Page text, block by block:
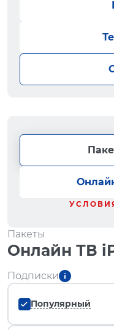
Пакеты
Онлайн ТВ
Подписки
Популярный